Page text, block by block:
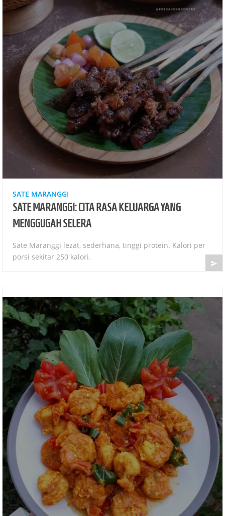
SATE MARANGGI
SATE MARANGGI: CITA RASA KELUARGA YANG
MENGGUGAH SELERA
Sate Maranggi lezat, sederhana, tinggi protein. Kalori per
porsi sekitar 250 kalori.
